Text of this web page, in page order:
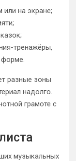
или на экране;
тренажёры,
форме.
разные зоны
надолго.
грамоте с
музыкальных